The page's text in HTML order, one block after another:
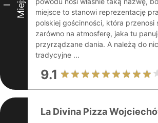
I
miejsce to stanowi reprezentację
polskiej gościnności, która przenosi
zarówno na atmosferę, jaka tu
przyrządzane dania. A należą do
tradycyjne ...
9.1
La Divina Pizza